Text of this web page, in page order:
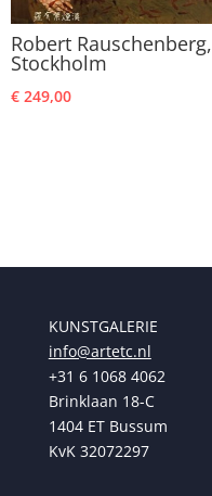
Robert Rauschenberg,
Stockholm
€ 249,00
KUNSTGALERIE
info@artetc.nl
+31 6 1068 4062
Brinklaan 18-C
1404 ET Bussum
KvK 32072297